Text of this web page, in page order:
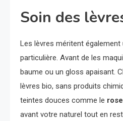
Soin des
Les lèvres méritent également
particulière. Avant de les
baume ou un gloss apaisant.
lèvres bio, sans produits
teintes douces comme le rose
avant votre naturel tout en